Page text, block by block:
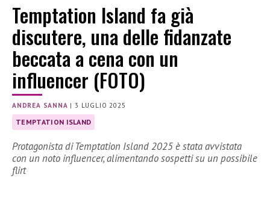
Temptation Island fa già
discutere, una delle fidanzate
beccata a cena con un
influencer (FOTO)
ANDREA SANNA |3 LUGLIO 2025
TEMPTATION ISLAND
Protagonista di Temptation Island 2025 è stata avvistata
con un noto influencer, alimentando sospetti su un possibile
flirt